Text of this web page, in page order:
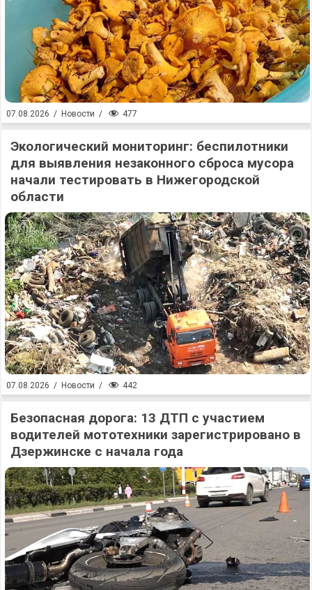
07.08.2026 / Новости / 477
Экологический мониторинг: беспилотники
для выявления незаконного сброса мусора
начали тестировать в Нижегородской
области
07.08.2026 / Новости / 442
Безопасная дорога: 13 ДТП с участием
водителей мототехники зарегистрировано в
Дзержинске с начала года